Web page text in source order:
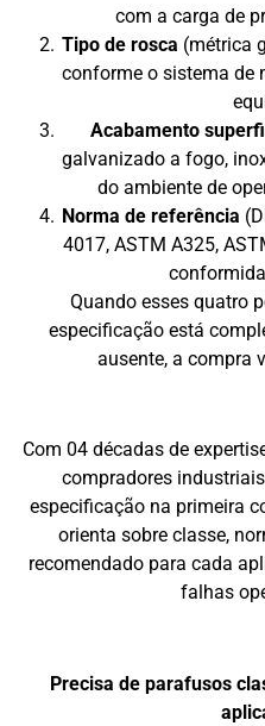
com a carga de
Tipo de rosca (métrica
conforme o sistema de
Acabamento
galvanizado a fogo,
do ambiente de
Norma de referência
4017, ASTM A325,
Quando esses quatro
especificação está
ausente, a compra
Com 04 décadas de
compradores
especificação na primeira
orienta sobre classe,
recomendado para cada
falhas
Precisa de parafusos